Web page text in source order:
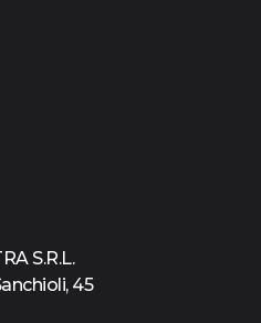
S.R.L.
45